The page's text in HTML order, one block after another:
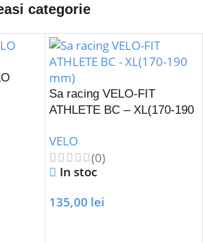
categorie
Sa racing VELO-FIT
ATHLETE BC – XL(170-190
VELO
(0)
In stoc
135,00 lei